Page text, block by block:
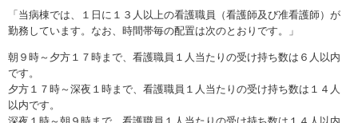
「当病棟では、１日に１３人以上の看護職員（看護師及び准看護師）が
勤務しています。なお、時間帯毎の配置は次のとおりです。」
朝９時～夕方１７時まで、看護職員１人当たりの受け持ち数は６人以内
です。
夕方１７時～深夜１時まで、看護職員１人当たりの受け持ち数は１４人
以内です。